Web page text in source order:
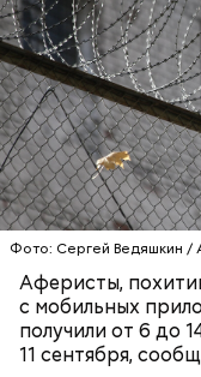
Фото: Сергей Ведяшкин /
Аферисты,
с мобильных
получили от 6 до
11 сентября,
Play
Video
Тогда медики не
причину смерти
родителей
доказать его
удалось. Когда
заявил, что
что яд могли
недоброжелатели
смерти
рублей.